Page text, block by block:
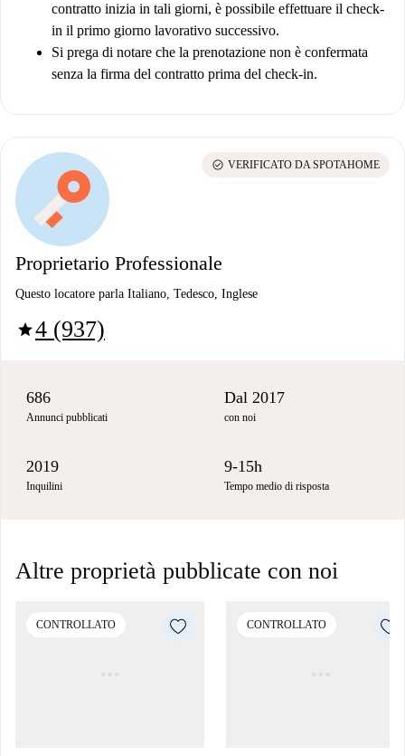
contratto inizia in tali giorni, è possibile effettuare il check-
in il primo giorno lavorativo successivo.
Si prega di notare che la prenotazione non è confermata
senza la firma del contratto prima del check-in.
Proprietario Professionale
Questo locatore parla Italiano, Tedesco, Inglese
star4 (937)
check_circle VERIFICATO DA SPOTAHOME
686
Annunci pubblicati
Dal 2017
con noi
2019
Inquilini
9-15h
Tempo medio di risposta
Altre proprietà pubblicate con noi
CONTROLLATO CONTROLLATO